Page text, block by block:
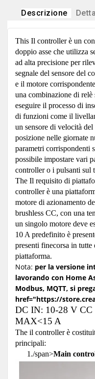
Descrizione
This Il controller è un
doppio asse che utilizza
ad alta precisione per
segnale del sensore del
e il motore
una combinazione di relè
eseguire il processo di
di funzioni come il
un sensore di velocità
posizione nelle giornate
parametri corrispondenti
possibile impostare vari
controller o i pulsanti sul
The Il requisito di
controller è una
motore di azionamento
brushless CC, con una
un singolo motore deve
10 A predefinito è
presenti finecorsa in
piattaforma.
Nota: per la versione
lavorando con Home
Modbus, MQTT, si
href="https://
DC IN: 10-28 V
MAX<15 A
The il controller è
principali:
1./span>Main